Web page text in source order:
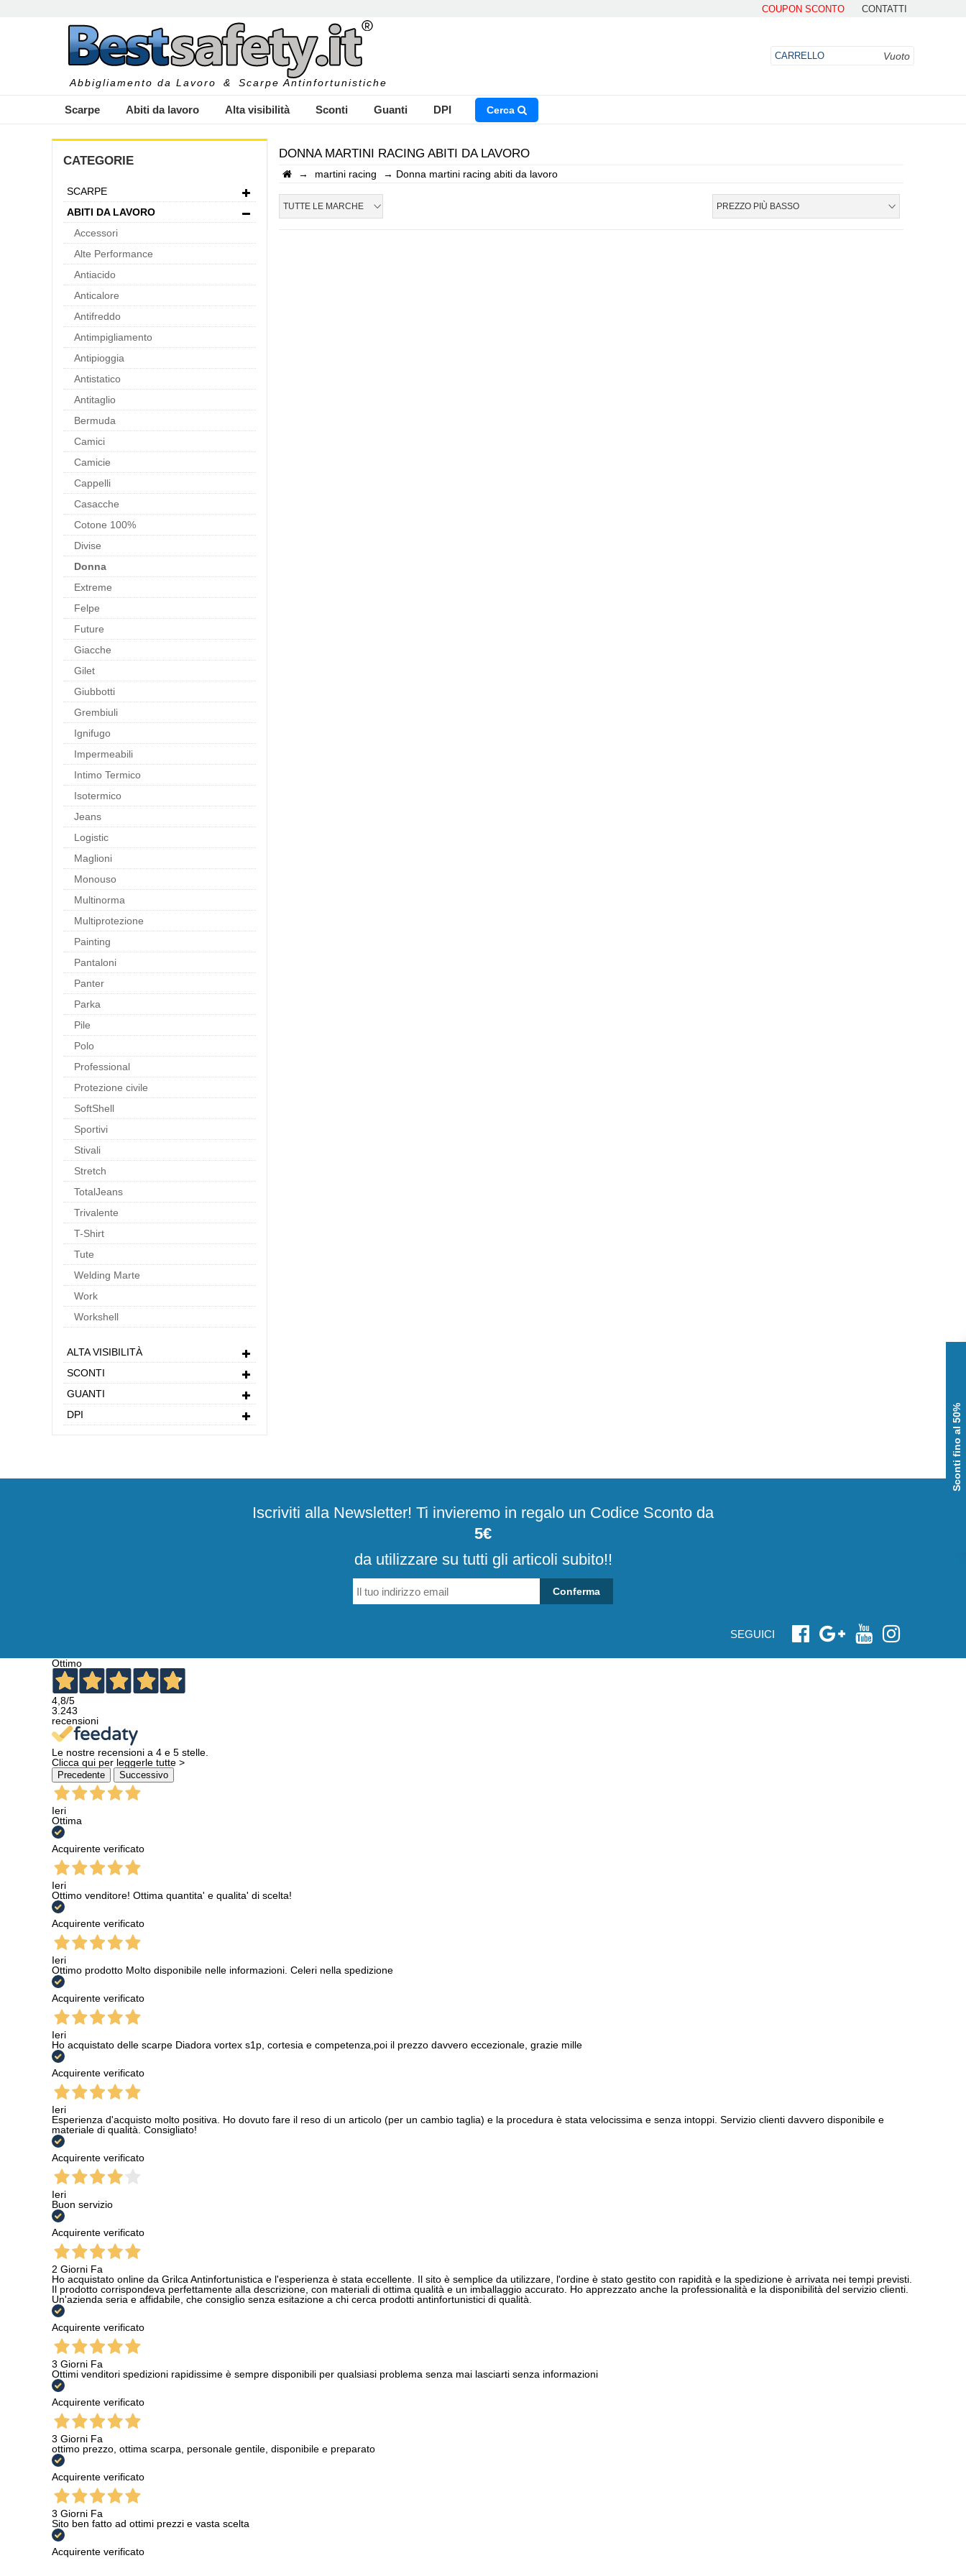
COUPON SCONTO CONTATTI
Abbigliamento da Lavoro & Scarpe Antinfortunistiche
CARRELLO Vuoto
Scarpe Abiti da lavoro Alta visibilità Sconti Guanti DPI Cerca
INSERISCI IL NOME DEL PRODOTTO CHE STAI CERCANDO
CATEGORIE
SCARPE
ABITI DA LAVORO
Accessori
Alte Performance
Antiacido
Anticalore
Antifreddo
Antimpigliamento
Antipioggia
Antistatico
Antitaglio
Bermuda
Camici
Camicie
Cappelli
Casacche
Cotone 100%
Divise
Donna
Extreme
Felpe
Future
Giacche
Gilet
Giubbotti
Grembiuli
Ignifugo
Impermeabili
Intimo Termico
Isotermico
Jeans
Logistic
Maglioni
Monouso
Multinorma
Multiprotezione
Painting
Pantaloni
Panter
Parka
Pile
Polo
Professional
Protezione civile
SoftShell
Sportivi
Stivali
Stretch
TotalJeans
Trivalente
T-Shirt
Tute
Welding Marte
Work
Workshell
ALTA VISIBILITÀ
SCONTI
GUANTI
DPI
DONNA MARTINI RACING ABITI DA LAVORO
→ martini racing → Donna martini racing abiti da lavoro
TUTTE LE MARCHE PREZZO PIÙ BASSO
Iscriviti alla Newsletter! Ti invieremo in regalo un Codice Sconto da
5€
da utilizzare su tutti gli articoli subito!!
Conferma
SEGUICI
Ottimo
4,8/5
3.243
recensioni
Le nostre recensioni a 4 e 5 stelle.
Clicca qui per leggerle tutte >
Precedente Successivo
Ieri
Ottima
Acquirente verificato
Ieri
Ottimo venditore! Ottima quantita' e qualita' di scelta!
Acquirente verificato
Ieri
Ottimo prodotto Molto disponibile nelle informazioni. Celeri nella spedizione
Acquirente verificato
Ieri
Ho acquistato delle scarpe Diadora vortex s1p, cortesia e competenza,poi il prezzo davvero eccezionale, grazie mille
Acquirente verificato
Ieri
Esperienza d'acquisto molto positiva. Ho dovuto fare il reso di un articolo (per un cambio taglia) e la procedura è stata velocissima e senza intoppi. Servizio clienti davvero disponibile e
materiale di qualità. Consigliato!
Acquirente verificato
Ieri
Buon servizio
Acquirente verificato
2 Giorni Fa
Ho acquistato online da Grilca Antinfortunistica e l'esperienza è stata eccellente. Il sito è semplice da utilizzare, l'ordine è stato gestito con rapidità e la spedizione è arrivata nei tempi previsti.
Il prodotto corrispondeva perfettamente alla descrizione, con materiali di ottima qualità e un imballaggio accurato. Ho apprezzato anche la professionalità e la disponibilità del servizio clienti.
Un'azienda seria e affidabile, che consiglio senza esitazione a chi cerca prodotti antinfortunistici di qualità.
Acquirente verificato
3 Giorni Fa
Ottimi venditori spedizioni rapidissime è sempre disponibili per qualsiasi problema senza mai lasciarti senza informazioni
Acquirente verificato
3 Giorni Fa
ottimo prezzo, ottima scarpa, personale gentile, disponibile e preparato
Acquirente verificato
3 Giorni Fa
Sito ben fatto ad ottimi prezzi e vasta scelta
Acquirente verificato
Sconti fino al 50%